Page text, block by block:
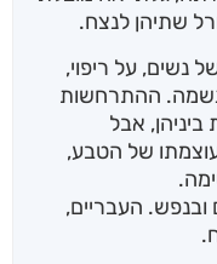
שתיהן לנצח.
נשים, על ריפוי,
ההתרחשות
אבל
של הטבע,
העבריים,